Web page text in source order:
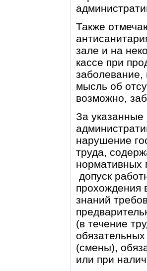
Также
зале и на
кассе при
заболевание,
мысль об
возможно,
За
нарушение
труда,
нормативных
допуск
прохождения
знаний
(в течение
(смены),
или при